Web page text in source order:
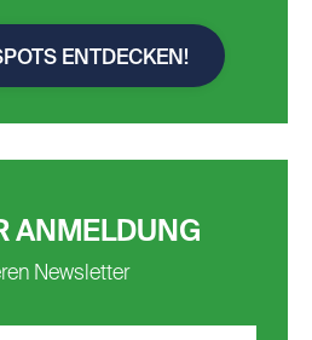
ENTDECKEN!
ANMELDUNG
Newsletter